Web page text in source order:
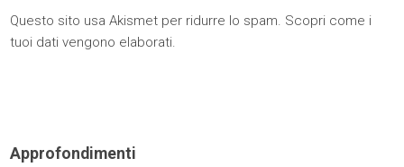
Questo sito usa Akismet per ridurre lo spam. Scopri come i
tuoi dati vengono elaborati.
Approfondimenti